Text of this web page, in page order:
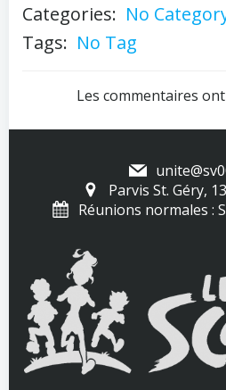
Categories: No
Tags: No Tag
Les commentaires
Parvis St. Géry,
Réunions normales :